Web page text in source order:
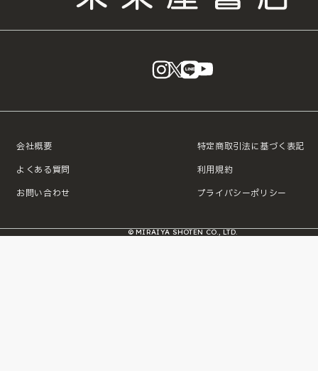
instagram
X LINE
会社概要
よくある質問
お問い合わせ
特定商取引法に基づく表記
利用規約
プライバシーポリシー
© MIRAIYA SHOTEN CO., LTD.